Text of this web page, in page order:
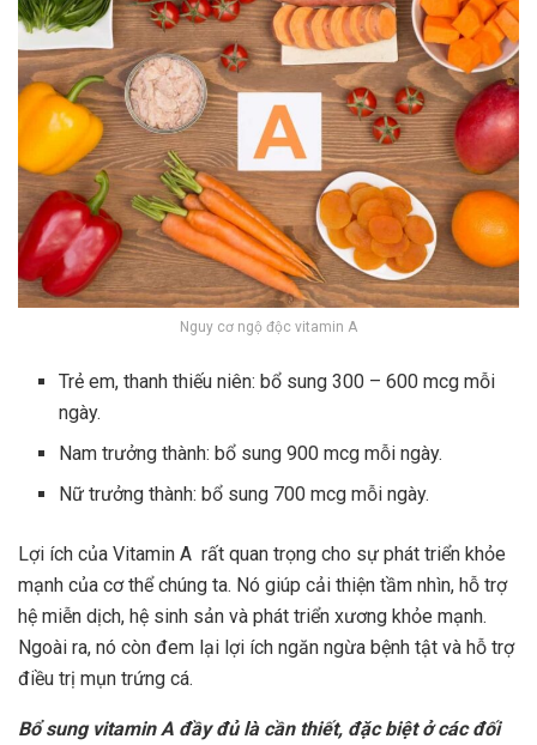
Nguy cơ ngộ độc vitamin A
Trẻ em, thanh thiếu niên: bổ sung 300 – 600 mcg mỗi
ngày.
Nam trưởng thành: bổ sung 900 mcg mỗi ngày.
Nữ trưởng thành: bổ sung 700 mcg mỗi ngày.
Lợi ích của Vitamin A rất quan trọng cho sự phát triển khỏe
mạnh của cơ thể chúng ta. Nó giúp cải thiện tầm nhìn, hỗ trợ
hệ miễn dịch, hệ sinh sản và phát triển xương khỏe mạnh.
Ngoài ra, nó còn đem lại lợi ích ngăn ngừa bệnh tật và hỗ trợ
điều trị mụn trứng cá.
Bổ sung vitamin A đầy đủ là cần thiết, đặc biệt ở các đối